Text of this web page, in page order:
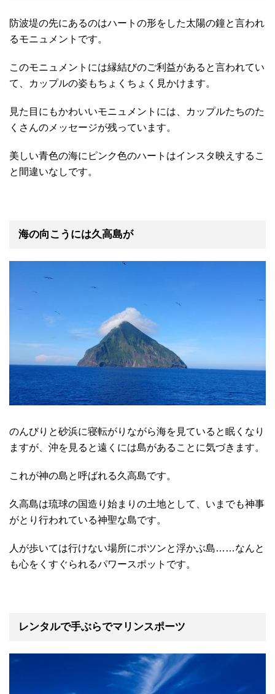
防波堤の先にあるのはハートの形をした太陽の鐘と言われ
るモニュメントです。
このモニュメントには縁結びのご利益があると言われてい
て、カップルの姿もちょくちょく見かけます。
見た目にもかわいいモニュメントには、カップルたちのた
くさんのメッセージが残っています。
美しい青色の海にピンク色のハートはインスタ映えするこ
と間違いなしです。
海の向こうには久高島が
のんびりと砂浜に寝転がりながら海を見ていると眠くなり
ますが、沖を見ると遠くには島があることに気づきます。
これが神の島と呼ばれる久高島です。
久高島は琉球の国造り始まりの土地として、いまでも神事
がとり行われている神聖な島です。
人が歩いては行けない場所にポツンと浮かぶ島……なんと
も心をくすぐられるパワースポットです。
レンタルで手ぶらでマリンスポーツ